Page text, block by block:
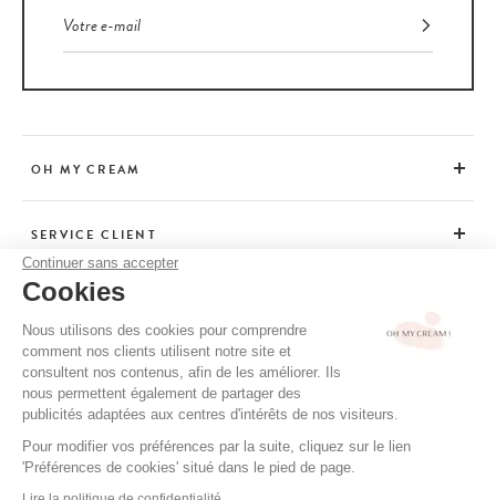
Continuer sans accepter
Cookies
Nous utilisons des cookies pour comprendre
comment nos clients utilisent notre site et
consultent nos contenus, afin de les améliorer. Ils
nous permettent également de partager des
publicités adaptées aux centres d'intérêts de nos visiteurs.
Pour modifier vos préférences par la suite, cliquez sur le lien
'Préférences de cookies' situé dans le pied de page.
OH MY CREAM
SERVICE CLIENT
CONSEILS
CGV / CGU
MENTIONS LÉGALES
POLITIQUE DE CONFIDENTIALITÉ
CRÉDITS